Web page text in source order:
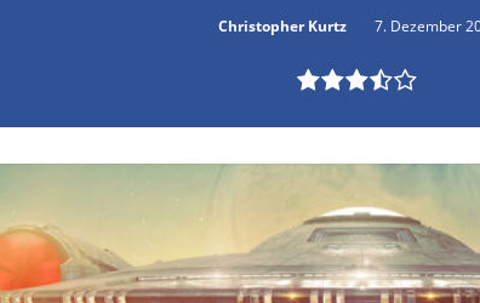
Christopher Kurtz 7. Dezember